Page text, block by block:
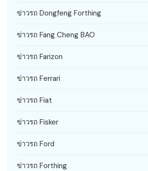
ข่าวรถ Dongfeng Forthing
ข่าวรถ Fang Cheng BAO
ข่าวรถ Farizon
ข่าวรถ Ferrari
ข่าวรถ Fiat
ข่าวรถ Fisker
ข่าวรถ Ford
ข่าวรถ Forthing